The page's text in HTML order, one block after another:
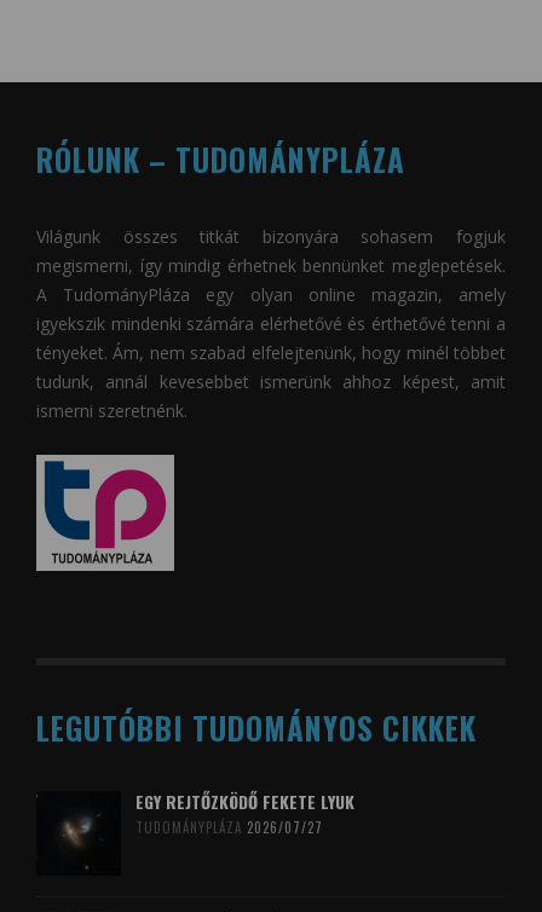
RÓLUNK – TUDOMÁNYPLÁZA
Világunk összes titkát bizonyára sohasem fogjuk
megismerni, így mindig érhetnek bennünket meglepetések.
A TudományPláza egy olyan online magazin, amely
igyekszik mindenki számára elérhetővé és érthetővé tenni a
tényeket. Ám, nem szabad elfelejtenünk, hogy minél többet
tudunk, annál kevesebbet ismerünk ahhoz képest, amit
ismerni szeretnénk.
LEGUTÓBBI TUDOMÁNYOS CIKKEK
EGY REJTŐZKÖDŐ FEKETE LYUK
TUDOMÁNYPLÁZA 2026/07/27